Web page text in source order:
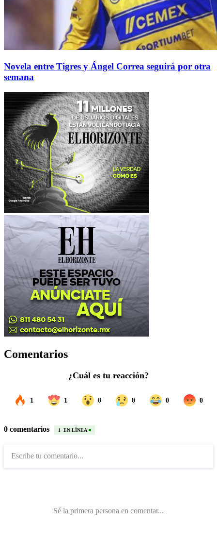
Novela entre Tigres y Ángel Correa seguirá por otra
semana
Comentarios